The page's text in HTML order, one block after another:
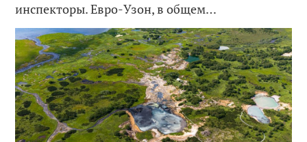
инспекторы. Евро-Узон, в общем…